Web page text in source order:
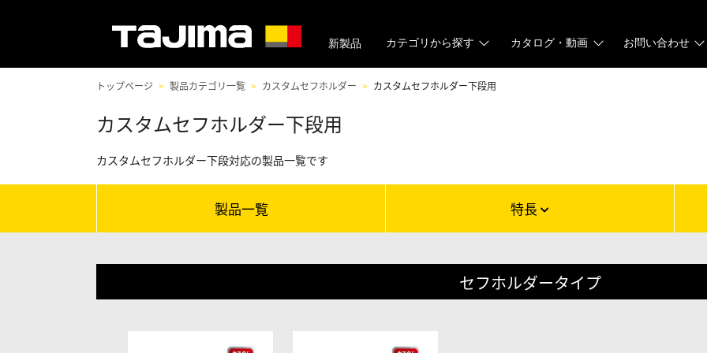
新製品 カテゴリから探す カタログ・動画 お問い合わせ
トップページ 製品カテゴリ一覧 カスタムセフホルダー カスタムセフホルダー下段用
カスタムセフホルダー下段用
カスタムセフホルダー下段対応の製品一覧です
製品一覧 特長
セフホルダータイプ